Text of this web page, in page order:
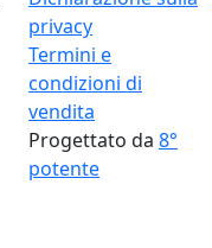
privacy
Termini e
condizioni di
vendita
Progettato da 8°
potente